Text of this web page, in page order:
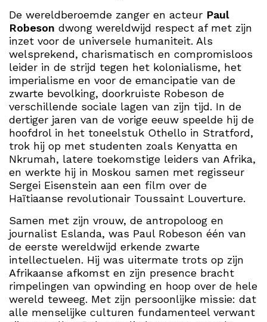
De wereldberoemde zanger en acteur Paul
Robeson dwong wereldwijd respect af met zijn
inzet voor de universele humaniteit. Als
welsprekend, charismatisch en compromisloos
leider in de strijd tegen het kolonialisme, het
imperialisme en voor de emancipatie van de
zwarte bevolking, doorkruiste Robeson de
verschillende sociale lagen van zijn tijd. In de
dertiger jaren van de vorige eeuw speelde hij de
hoofdrol in het toneelstuk Othello in Stratford,
trok hij op met studenten zoals Kenyatta en
Nkrumah, latere toekomstige leiders van Afrika,
en werkte hij in Moskou samen met regisseur
Sergei Eisenstein aan een film over de
Haïtiaanse revolutionair Toussaint Louverture.
Samen met zijn vrouw, de antropoloog en
journalist Eslanda, was Paul Robeson één van
de eerste wereldwijd erkende zwarte
intellectuelen. Hij was uitermate trots op zijn
Afrikaanse afkomst en zijn presence bracht
rimpelingen van opwinding en hoop over de hele
wereld teweeg. Met zijn persoonlijke missie: dat
alle menselijke culturen fundamenteel verwant